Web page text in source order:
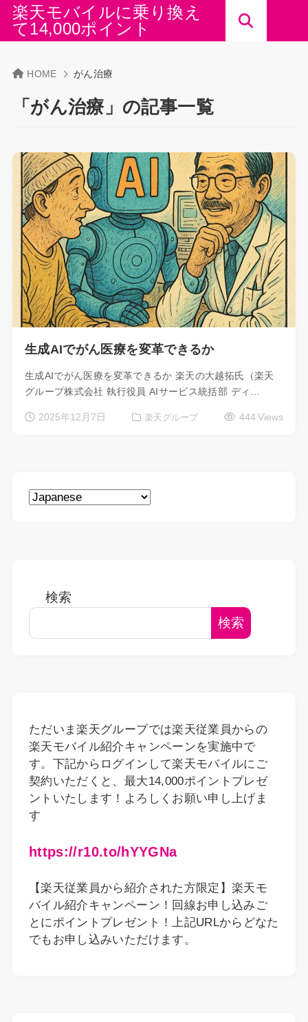
楽天モバイルに乗り換え
て14,000ポイント
HOME がん治療
「がん治療」の記事一覧
生成AIでがん医療を変革できるか
生成AIでがん医療を変革できるか 楽天の大越拓氏（楽天
グループ株式会社 執行役員 AIサービス統括部 ディ…
2025年12月7日 楽天グループ 444 Views
検索
検索
ただいま楽天グループでは楽天従業員からの
楽天モバイル紹介キャンペーンを実施中で
す。下記からログインして楽天モバイルにご
契約いただくと、最大14,000ポイントプレゼ
ントいたします！よろしくお願い申し上げま
す
https://r10.to/hYYGNa
【楽天従業員から紹介された方限定】楽天モ
バイル紹介キャンペーン！回線お申し込みご
とにポイントプレゼント！上記URLからどなた
でもお申し込みいただけます。